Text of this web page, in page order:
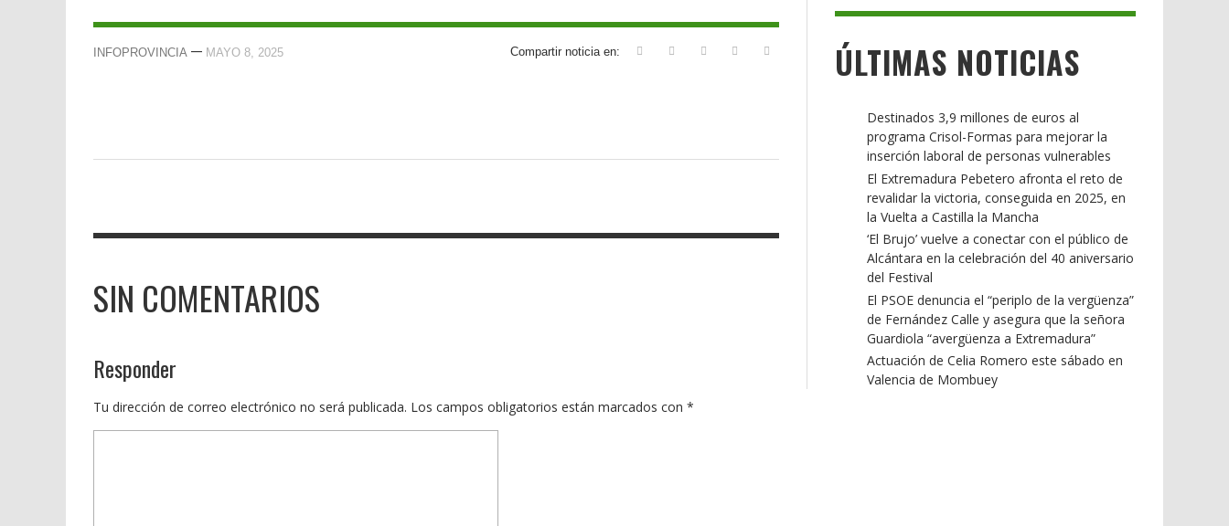
Compartir noticia en:
INFOPROVINCIA — MAYO 8, 2025
SIN COMENTARIOS
Responder
Tu dirección de correo electrónico no será publicada. Los campos obligatorios están marcados con *
ÚLTIMAS NOTICIAS
Destinados 3,9 millones de euros al
programa Crisol-Formas para mejorar la
inserción laboral de personas vulnerables
El Extremadura Pebetero afronta el reto de
revalidar la victoria, conseguida en 2025, en
la Vuelta a Castilla la Mancha
‘El Brujo’ vuelve a conectar con el público de
Alcántara en la celebración del 40 aniversario
del Festival
El PSOE denuncia el “periplo de la vergüenza”
de Fernández Calle y asegura que la señora
Guardiola “avergüenza a Extremadura”
Actuación de Celia Romero este sábado en
Valencia de Mombuey